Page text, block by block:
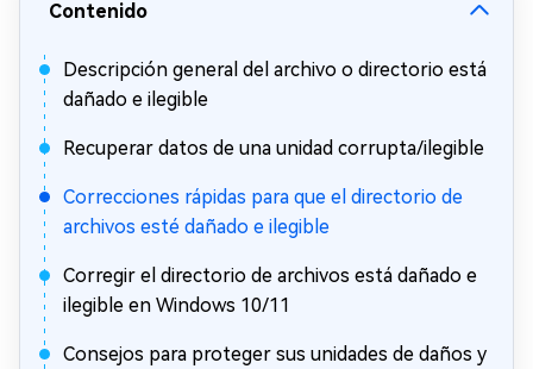
Contenido
Descripción general del archivo o directorio está
dañado e ilegible
Recuperar datos de una unidad corrupta/ilegible
Correcciones rápidas para que el directorio de
archivos esté dañado e ilegible
Corregir el directorio de archivos está dañado e
ilegible en Windows 10/11
Consejos para proteger sus unidades de daños y